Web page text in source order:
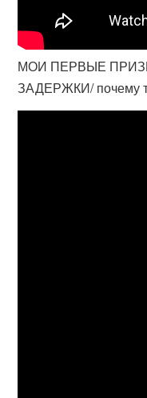
МОИ ПЕРВЫЕ
ЗАДЕРЖКИ/ почему